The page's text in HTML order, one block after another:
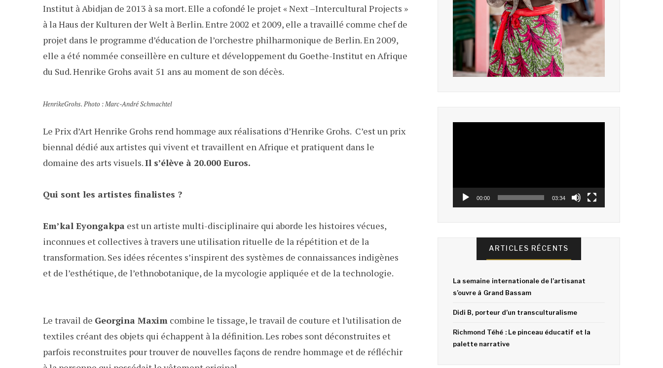
Institut à Abidjan de 2013 à sa mort.Elle a cofondé le projet « Next –Intercultural Projects »
à la Haus der Kulturen der Welt à Berlin. Entre 2002 et 2009, elle a travaillé comme chef de
projet dans le programme d’éducation de l’orchestre philharmonique de Berlin. En 2009,
elle a été nommée conseillère en culture et développement du Goethe-Institut en Afrique
du Sud. Henrike Grohs avait 51 ans au moment de son décès.
HenrikeGrohs. Photo : Marc-André Schmachtel
Le Prix d’Art Henrike Grohs rend hommage aux réalisations d’Henrike Grohs. C’est un prix
biennal dédié aux artistes qui vivent et travaillent en Afrique et pratiquent dans le
domaine des arts visuels.Il s’élève à 20.000 Euros.
Qui sont les artistes finalistes ?
Em’kal Eyongakpa est un artiste multi-disciplinaire qui aborde les histoires vécues,
inconnues et collectives à travers une utilisation rituelle de la répétition et de la
transformation. Ses idées récentes s’inspirent des systèmes de connaissances indigènes
et de l’esthétique, de l’ethnobotanique, de la mycologie appliquée et de la technologie.
Le travail de Georgina Maxim combine le tissage, le travail de couture et l’utilisation de
textiles créant des objets qui échappent à la définition. Les robes sont déconstruites et
parfois reconstruites pour trouver de nouvelles façons de rendre hommage et de réfléchir
00:00 03:34
ARTICLES RÉCENTS
La semaine internationale de l’artisanat
s’ouvre à Grand Bassam
Didi B, porteur d’un transculturalisme
Richmond Téhé : Le pinceau éducatif et la
palette narrative